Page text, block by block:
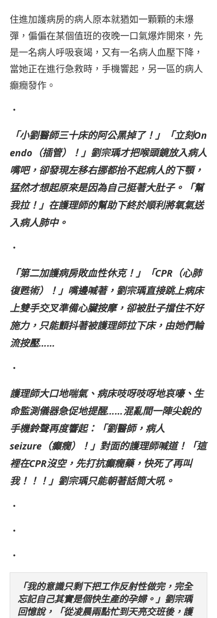
住進加護病房的病人原本就猶如一顆顆的未爆
彈，偏偏在某個值班的夜晚一口氣爆炸開來，先
是一名病人呼吸衰竭，又有一名病人血壓下降，
當她正在進行急救時，手機響起，另一區的病人
癲癇發作。
・
「小劉醫師三十床的阿公黑掉了！」「立刻On
endo（插管）！」劉宗瑀才把喉頭鏡放入病人
嘴吧，卻發現左移右挪都抬不起病人的下顎，
猛然才想起原來是因為自己挺著大肚子。「幫
我拉！」在護理師的幫助下終於順利將氧氣送
入病人肺中。
・
「第二加護病房敗血性休克！」「CPR（心肺
復甦術）！」嘴邊喊著，劉宗瑀直接跳上病床
上雙手交叉準備心臟按摩，卻被肚子擋住不好
施力，只能顫抖著被護理師拉下床，由她們輪
流按壓……
・
護理師大口地喘氣、病床吱呀吱呀地哀嚎、生
命監測儀器急促地提醒……混亂間一陣尖銳的
手機鈴聲再度響起：「劉醫師，病人
seizure（癲癇）！」對面的護理師喊道！「這
裡在CPR沒空，先打抗癲癇藥，快死了再叫
我！！！」劉宗瑀只能朝著話筒大吼。
・
・
・
「我的意識只剩下把工作反射性做完，完全
忘記自己其實是個快生產的孕婦。」劉宗瑀
回憶說，「從凌晨兩點忙到天亮交班後，護